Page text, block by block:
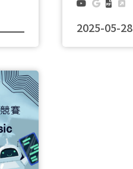
2025-05-28